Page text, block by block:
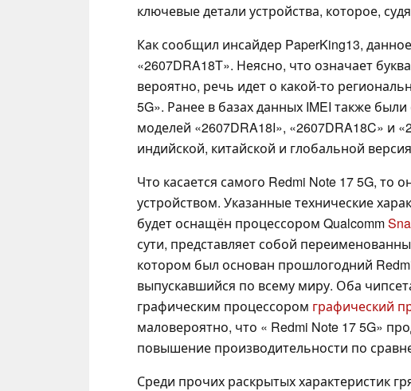
ключевые детали устройства, которое,
Как сообщил инсайдер PaperKing13,
«2607DRA18T». Неясно, что означает
вероятно, речь идет о какой-то
5G». Ранее в базах данных IMEI также
моделей «2607DRA18I», «2607DRA18C» и
индийской, китайской и глобальной
Что касается самого Redmi Note 17 5G,
устройством. Указанные технические
будет оснащён процессором Qualcomm
сути, представляет собой
котором был основан прошлогодний
выпускавшийся по всему миру. Оба
графическим процессором графический
маловероятно, что « Redmi Note 17 5G»
повышение производительности по
Среди прочих раскрытых характеристик